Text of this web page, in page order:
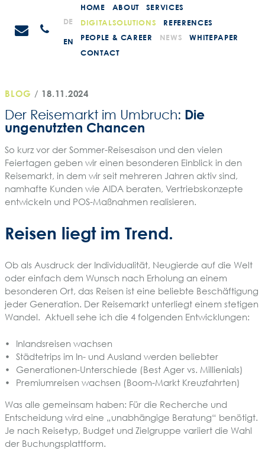
Inhalt
STEIN
PromotionsAnrufen
DE
EN
HOME ABOUT
SERVICES
DIGITALSOLUTIONS
REFERENCES
PEOPLE & CAREER
NEWS
WHITEPAPER
CONTACT
BLOG / 18.11.2024
Der Reisemarkt im Umbruch: Die
ungenutzten Chancen
So kurz vor der Sommer-Reisesaison und den vielen
Feiertagen geben wir einen besonderen Einblick in den
Reisemarkt, in dem wir seit mehreren Jahren aktiv sind,
namhafte Kunden wie AIDA beraten, Vertriebskonzepte
entwickeln und POS-Maßnahmen realisieren.
Reisen liegt im Trend.
Ob als Ausdruck der Individualität, Neugierde auf die Welt
oder einfach dem Wunsch nach Erholung an einem
besonderen Ort, das Reisen ist eine beliebte Beschäftigung
jeder Generation. Der Reisemarkt unterliegt einem stetigen
Wandel. Aktuell sehe ich die 4 folgenden Entwicklungen:
Inlandsreisen wachsen
Städtetrips im In- und Ausland werden beliebter
Generationen-Unterschiede (Best Ager vs. Millienials)
Premiumreisen wachsen (Boom-Markt Kreuzfahrten)
Was alle gemeinsam haben: Für die Recherche und
Entscheidung wird eine „unabhängige Beratung“ benötigt.
Je nach Reisetyp, Budget und Zielgruppe variiert die Wahl
der Buchungsplattform.